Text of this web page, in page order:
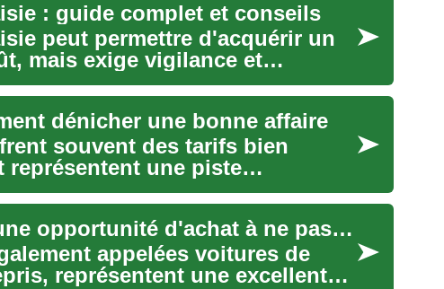
: guide complet et conseils
peut permettre d'acquérir un
mais exige vigilance et
dénicher une bonne affaire
souvent des tarifs bien
représentent une piste
Les voitures saisies : une opportunité d'achat à ne pas manquer
appelées voitures de
représentent une excellente